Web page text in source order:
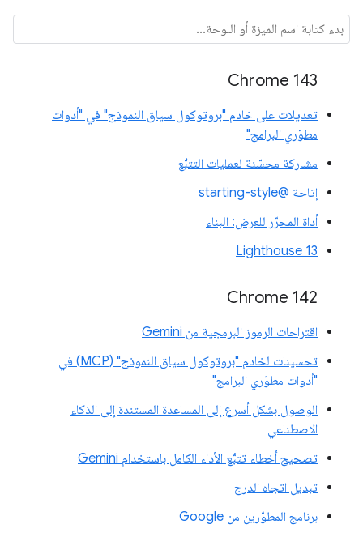
Chrome 143
تعديلات على خادم "بروتوكول سياق النموذج" في "أدوات
مطوّري البرامج"
مشاركة محسّنة لعمليات التتبُّع
إتاحة @starting-style
أداة المحرّر للعرض: البناء
Lighthouse 13
Chrome 142
اقتراحات الرموز البرمجية من Gemini
تحسينات لخادم "بروتوكول سياق النموذج" (MCP) في
"أدوات مطوّري البرامج"
الوصول بشكل أسرع إلى المساعدة المستندة إلى الذكاء
الاصطناعي
تصحيح أخطاء تتبُّع الأداء الكامل باستخدام Gemini
تبديل اتجاه الدرج
برنامج المطوّرين من Google